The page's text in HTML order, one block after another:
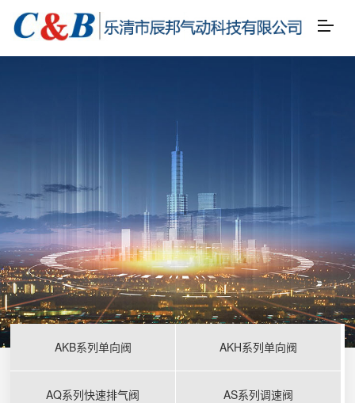
AKB系列单向阀 AKH系列单向阀
AQ系列快速排气阀 AS系列调速阀